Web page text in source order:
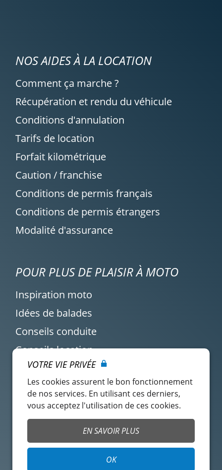
NOS AIDES À LA LOCATION
Comment ça marche ?
Récupération et rendu du véhicule
Conditions d'annulation
Tarifs de location
Forfait kilométrique
Caution / franchise
Conditions de permis français
Conditions de permis étrangers
Modalité d'assurance
POUR PLUS DE PLAISIR À MOTO
Inspiration moto
Idées de balades
Conseils conduite
Conseils location
Actualité Easy Renter
Compte locataire
CGU Easy Renter
VOTRE VIE PRIVÉE
Les cookies assurent le bon fonctionnement
de nos services. En utilisant ces derniers,
vous acceptez l'utilisation de ces cookies.
EN SAVOIR PLUS
OK